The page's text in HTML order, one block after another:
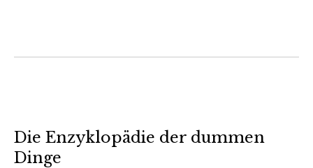
Die Enzyklopädie der dummen
Dinge